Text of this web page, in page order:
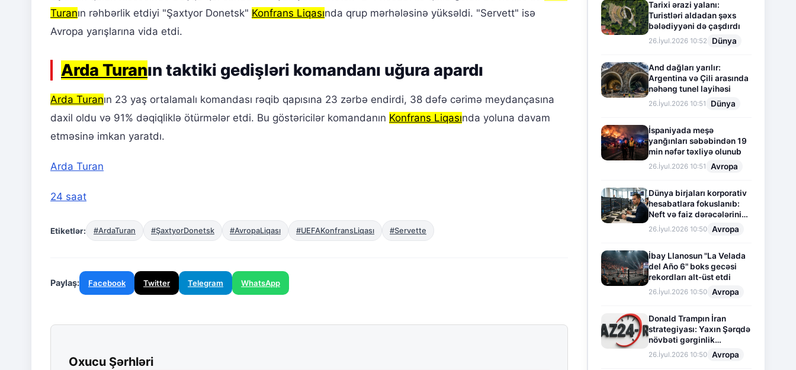
Turanın rəhbərlik etdiyi "Şaxtyor Donetsk" Konfrans Liqasında qrup mərhələsinə yüksəldi. "Servett" isə
Avropa yarışlarına vida etdi.
Arda Turanın taktiki gedişləri komandanı uğura apardı
Arda Turanın 23 yaş ortalamalı komandası rəqib qapısına 23 zərbə endirdi, 38 dəfə cərimə meydançasına
daxil oldu və 91% dəqiqliklə ötürmələr etdi. Bu göstəricilər komandanın Konfrans Liqasında yoluna davam
etməsinə imkan yaratdı.
Arda Turan
24 saat
Etiketlər: #ArdaTuran #ŞaxtyorDonetsk #AvropaLiqası #UEFAKonfransLiqası #Servette
Paylaş: Facebook Twitter Telegram WhatsApp
Oxucu Şərhləri
Tarixi ərazi yalanı:
Turistləri aldadan şəxs
bələdiyyəni də çaşdırdı
26.İyul.2026 10:52 Dünya
And dağları yarılır:
Argentina və Çili arasında
nəhəng tunel layihəsi
26.İyul.2026 10:51 Dünya
İspaniyada meşə
yanğınları səbəbindən 19
min nəfər təxliyə olunub
26.İyul.2026 10:51 Avropa
Dünya birjaları korporativ
hesabatlara fokuslanıb:
Neft və faiz dərəcələrinin
təsiri altında cari vəziyyət
26.İyul.2026 10:50 Avropa
İbay Llanosun "La Velada
del Año 6" boks gecəsi
rekordları alt-üst etdi
26.İyul.2026 10:50 Avropa
Donald Trampın İran
strategiyası: Yaxın Şərqdə
növbəti gərginlik
mərhələsi
26.İyul.2026 10:50 Avropa